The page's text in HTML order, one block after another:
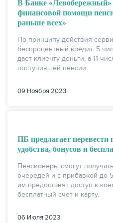
В Банке «Левобережный»
финансовой помощи
раньше всех»
По принципу действия
беспроцентный кредит. 5
дает клиенту деньги, а 11
поступившей пенсии.
09 Ноября 2023
ПБ предлагает
удобства, бонусов и
Пенсионеры смогут
очередей и с прибавкой до
им предоставят доступ к
бесплатный счет и карту.
06 Июля 2023